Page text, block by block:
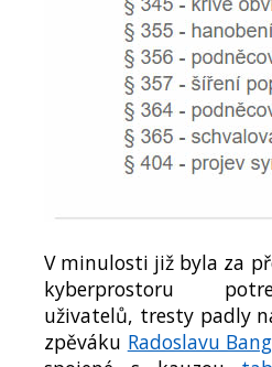
V minulosti již byla za
kyberprostoru
uživatelů, tresty padly
zpěváku Radoslavu